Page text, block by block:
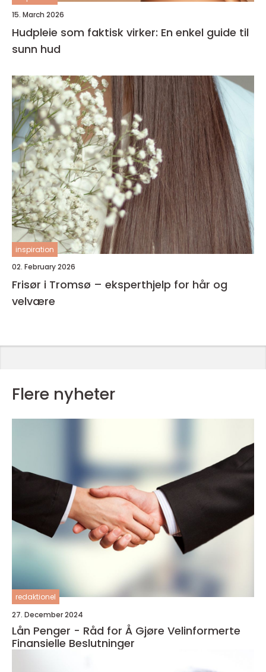
15. March 2026
Hudpleie som faktisk virker: En enkel guide til
sunn hud
inspiration
02. February 2026
Frisør i Tromsø – eksperthjelp for hår og
velvære
Flere nyheter
redaktionel
27. December 2024
Lån Penger - Råd for Å Gjøre Velinformerte
Finansielle Beslutninger